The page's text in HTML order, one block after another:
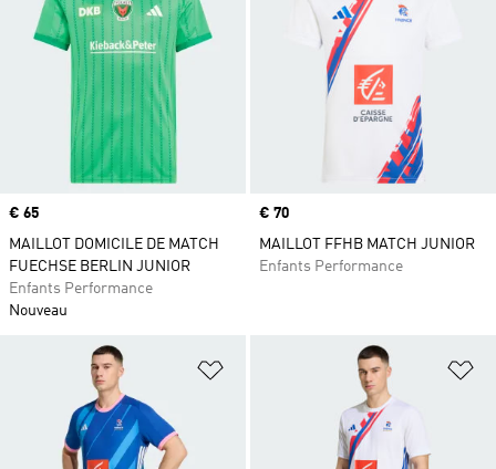
Prix
€ 65
MAILLOT DOMICILE DE MATCH
FUECHSE BERLIN JUNIOR
Enfants Performance
Nouveau
Prix
€ 70
MAILLOT FFHB MATCH JUNIOR
Enfants Performance
Ajouter à la Liste de produits